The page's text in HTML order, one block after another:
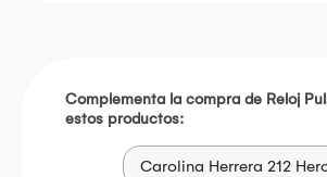
Complementa la compra de Reloj
estos productos:
Carolina Herrera 212